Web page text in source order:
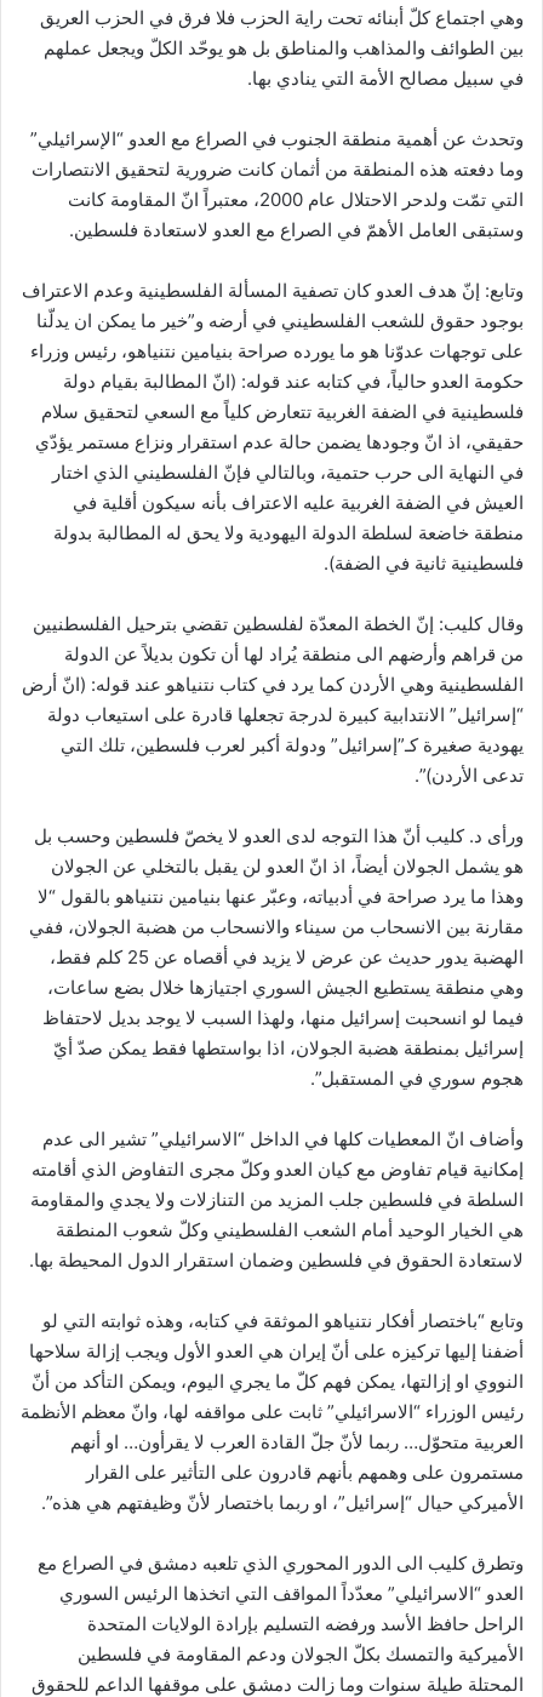
وهي اجتماع كلّ أبنائه تحت راية الحزب فلا فرق في الحزب العريق
بين الطوائف والمذاهب والمناطق بل هو يوحّد الكلّ ويجعل عملهم
في سبيل مصالح الأمة التي ينادي بها.
وتحدث عن أهمية منطقة الجنوب في الصراع مع العدو “الإسرائيلي”
وما دفعته هذه المنطقة من أثمان كانت ضرورية لتحقيق الانتصارات
التي تمّت ولدحر الاحتلال عام 2000، معتبراً انّ المقاومة كانت
وستبقى العامل الأهمّ في الصراع مع العدو لاستعادة فلسطين.
وتابع: إنّ هدف العدو كان تصفية المسألة الفلسطينية وعدم الاعتراف
بوجود حقوق للشعب الفلسطيني في أرضه و”خير ما يمكن ان يدلّنا
على توجهات عدوّنا هو ما يورده صراحة بنيامين نتنياهو، رئيس وزراء
حكومة العدو حالياً، في كتابه عند قوله: (انّ المطالبة بقيام دولة
فلسطينية في الضفة الغربية تتعارض كلياً مع السعي لتحقيق سلام
حقيقي، اذ انّ وجودها يضمن حالة عدم استقرار ونزاع مستمر يؤدّي
في النهاية الى حرب حتمية، وبالتالي فإنّ الفلسطيني الذي اختار
العيش في الضفة الغربية عليه الاعتراف بأنه سيكون أقلية في
منطقة خاضعة لسلطة الدولة اليهودية ولا يحق له المطالبة بدولة
فلسطينية ثانية في الضفة).
وقال كليب: إنّ الخطة المعدّة لفلسطين تقضي بترحيل الفلسطنيين
من قراهم وأرضهم الى منطقة يُراد لها أن تكون بديلاً عن الدولة
الفلسطينية وهي الأردن كما يرد في كتاب نتنياهو عند قوله: (انّ أرض
“إسرائيل” الانتدابية كبيرة لدرجة تجعلها قادرة على استيعاب دولة
يهودية صغيرة كـ”إسرائيل” ودولة أكبر لعرب فلسطين، تلك التي
تدعى الأردن)”.
ورأى د. كليب أنّ هذا التوجه لدى العدو لا يخصّ فلسطين وحسب بل
هو يشمل الجولان أيضاً، اذ انّ العدو لن يقبل بالتخلي عن الجولان
وهذا ما يرد صراحة في أدبياته، وعبّر عنها بنيامين نتنياهو بالقول “لا
مقارنة بين الانسحاب من سيناء والانسحاب من هضبة الجولان، ففي
الهضبة يدور حديث عن عرض لا يزيد في أقصاه عن 25 كلم فقط،
وهي منطقة يستطيع الجيش السوري اجتيازها خلال بضع ساعات،
فيما لو انسحبت إسرائيل منها، ولهذا السبب لا يوجد بديل لاحتفاظ
إسرائيل بمنطقة هضبة الجولان، اذا بواستطها فقط يمكن صدّ أيّ
هجوم سوري في المستقبل”.
وأضاف انّ المعطيات كلها في الداخل “الاسرائيلي” تشير الى عدم
إمكانية قيام تفاوض مع كيان العدو وكلّ مجرى التفاوض الذي أقامته
السلطة في فلسطين جلب المزيد من التنازلات ولا يجدي والمقاومة
هي الخيار الوحيد أمام الشعب الفلسطيني وكلّ شعوب المنطقة
لاستعادة الحقوق في فلسطين وضمان استقرار الدول المحيطة بها.
وتابع “باختصار أفكار نتنياهو الموثقة في كتابه، وهذه ثوابته التي لو
أضفنا إليها تركيزه على أنّ إيران هي العدو الأول ويجب إزالة سلاحها
النووي او إزالتها، يمكن فهم كلّ ما يجري اليوم، ويمكن التأكد من أنّ
رئيس الوزراء “الاسرائيلي” ثابت على مواقفه لها، وانّ معظم الأنظمة
العربية متحوّل… ربما لأنّ جلّ القادة العرب لا يقرأون… او أنهم
مستمرون على وهمهم بأنهم قادرون على التأثير على القرار
الأميركي حيال “إسرائيل”، او ربما باختصار لأنّ وظيفتهم هي هذه”.
وتطرق كليب الى الدور المحوري الذي تلعبه دمشق في الصراع مع
العدو “الاسرائيلي” معدّداً المواقف التي اتخذها الرئيس السوري
الراحل حافظ الأسد ورفضه التسليم بإرادة الولايات المتحدة
الأميركية والتمسك بكلّ الجولان ودعم المقاومة في فلسطين
المحتلة طيلة سنوات وما زالت دمشق على موقفها الداعم للحقوق